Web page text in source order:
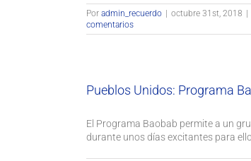
Por admin_recuerdo | octubre 31st, 2018 |
comentarios
Pueblos Unidos: Programa
El Programa Baobab permite a un
durante unos días excitantes para